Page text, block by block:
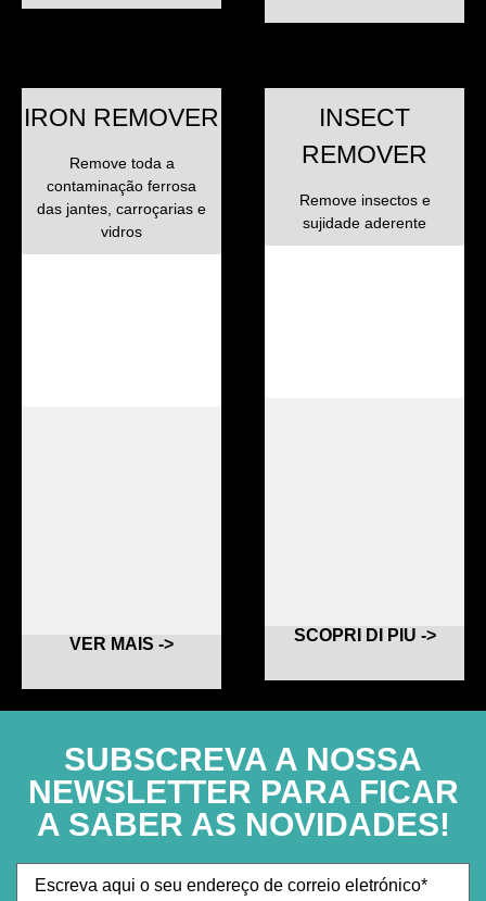
IRON REMOVER
Remove toda a
contaminação ferrosa
das jantes, carroçarias e
vidros
VER MAIS ->
INSECT
REMOVER
Remove insectos e
sujidade aderente
SCOPRI DI PIU ->
SUBSCREVA A NOSSA
NEWSLETTER PARA FICAR
A SABER AS NOVIDADES!